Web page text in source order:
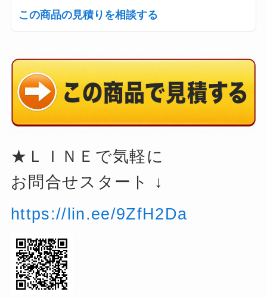
この商品の見積りを相談する
★ＬＩＮＥで気軽に
お問合せスタート ↓
https://lin.ee/9ZfH2Da